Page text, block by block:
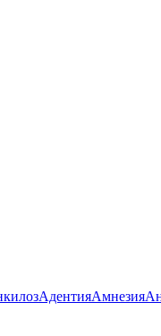
АдентияАмнезия